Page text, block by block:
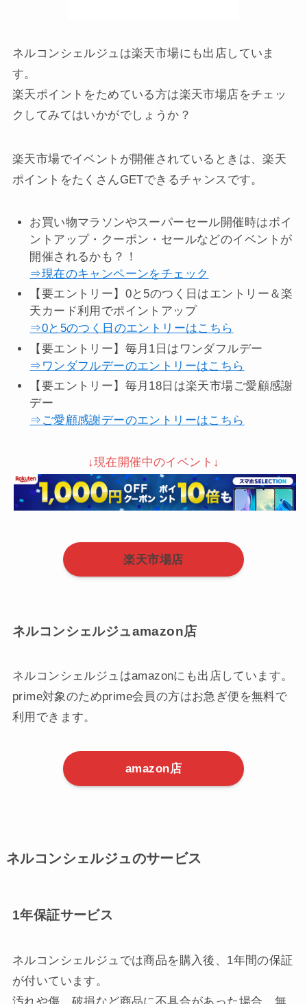
ネルコンシェルジュは楽天市場にも出店していま
す。
楽天ポイントをためている方は楽天市場店をチェッ
クしてみてはいかがでしょうか？
楽天市場でイベントが開催されているときは、楽天
ポイントをたくさんGETできるチャンスです。
お買い物マラソンやスーパーセール開催時はポイ
ントアップ・クーポン・セールなどのイベントが
開催されるかも？！
⇒現在のキャンペーンをチェック
【要エントリー】0と5のつく日はエントリー＆楽
天カード利用でポイントアップ
⇒0と5のつく日のエントリーはこちら
【要エントリー】毎月1日はワンダフルデー
⇒ワンダフルデーのエントリーはこちら
【要エントリー】毎月18日は楽天市場ご愛顧感謝
デー
⇒ご愛顧感謝デーのエントリーはこちら
↓現在開催中のイベント↓
楽天市場店
ネルコンシェルジュamazon店
ネルコンシェルジュはamazonにも出店しています。
prime対象のためprime会員の方はお急ぎ便を無料で
利用できます。
amazon店
ネルコンシェルジュのサービス
1年保証サービス
ネルコンシェルジュでは商品を購入後、1年間の保証
が付いています。